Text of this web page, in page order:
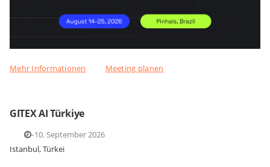
Mehr Informationen Meeting planen
GITEX AI Türkiye
9.–10. September 2026
Istanbul, Türkei